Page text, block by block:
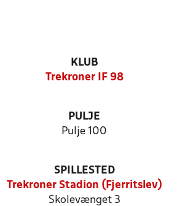
KLUB
Trekroner IF 98
PULJE
Pulje 100
SPILLESTED
Trekroner Stadion (Fjerritslev)
Skolevænget 3